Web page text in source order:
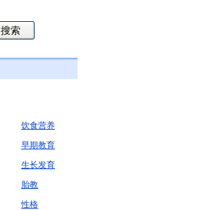
饮食营养
早期教育
生长发育
胎教
性格